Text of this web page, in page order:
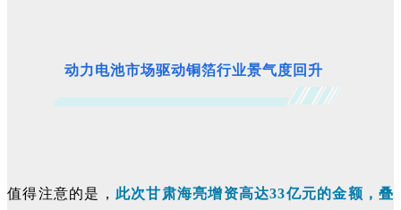
动力电池市场驱动铜箔行业景气度回升
值得注意的是， 此次甘肃海亮增资高达33亿元的金额，叠